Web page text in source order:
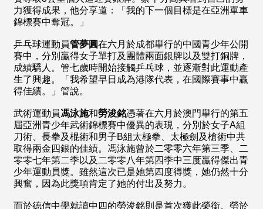
力獲得成果，他分享道：「我的下一個目標是在亞洲單車
錦標賽中奪冠。」
乒乓球運動員管夢圓在六月於成都舉行的中國青少年公開
賽中，分別贏得女子單打及團體兩面銀牌以及雙打銅牌，
成績驕人。管七歲時開始接觸乒乓球，並逐漸對此運動產
生了興趣。「我希望早日成為港隊代表，在國際賽事中贏
得佳績。」管說。
武術運動員馮泳施和勞浚銘憑著在六月於澳門舉行的第五
屆亞洲青少年武術錦標賽中優異的表現，分別於女子A組
刀術、長拳及棍術和男子B組太極拳、太極劍及槍術中共
取得兩金四銀的佳績。馮泳施曾於二零零六年第三季、二
零零七年第二季以及二零零八年第四季中三度贏得傑出青
少年運動員獎。雖然這次已是她第四度得獎，她仍然十分
興奮，因為此獎項肯定了她的付出及努力。
而於德信中學就讀中四的勞浚銘則是首次獲此榮銜。勞於